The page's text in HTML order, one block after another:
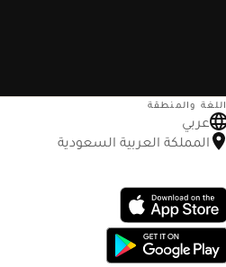
اللغة والمنطقة
عربي
المملكة العربية السعودية